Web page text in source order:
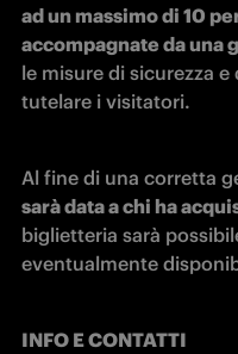
ad un massimo di 10
accompagnate da una
le misure di sicurezza
tutelare i visitatori.
Al fine di una corretta
sarà data a chi ha
biglietteria sarà
eventualmente
INFO E CONTATTI